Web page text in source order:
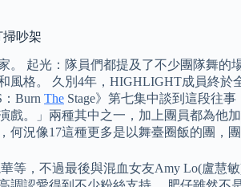
吵架
起光：隊員們都提及了不少團隊舞的
格。 久別4年，HIGHLIGHT成員終
Burn The Stage》第七集中談到這段往
戲。」兩種其中之一，加上團員都為
況像17這種更多是以舞臺圈飯的團，
等，不過最後與混血女友Amy Lo(盧